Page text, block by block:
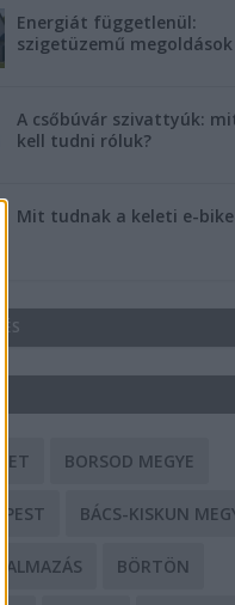
Energiát függetlenül:
szigetüzemű megoldások
A csőbúvár szivattyúk:
kell tudni róluk?
Mit tudnak a keleti e-
BORSOD MEGYE
BÁCS-KISKUN
BÖRTÖN